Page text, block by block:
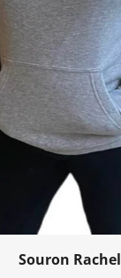
Souron Rachel